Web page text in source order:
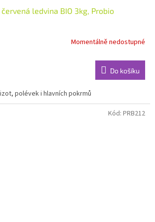
ledvina BIO 3kg, Probio
Momentálně nedostupné
Do košíku
polévek i hlavních pokrmů
Kód: PRB212